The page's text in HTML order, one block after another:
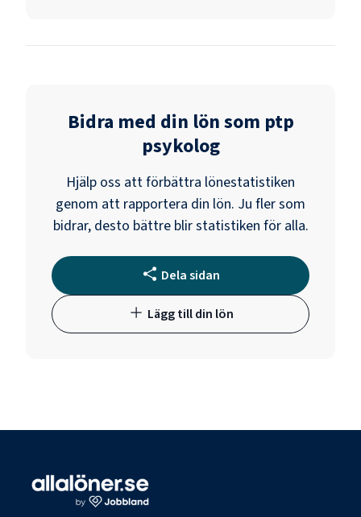
Bidra med din lön som ptp
psykolog
Hjälp oss att förbättra lönestatistiken
genom att rapportera din lön. Ju fler som
bidrar, desto bättre blir statistiken för alla.
Dela sidan
Lägg till din lön